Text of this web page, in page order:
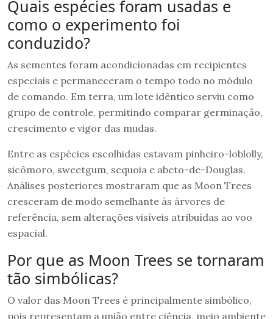
Quais espécies foram usadas e
como o experimento foi
conduzido?
As sementes foram acondicionadas em recipientes
especiais e permaneceram o tempo todo no módulo
de comando. Em terra, um lote idêntico serviu como
grupo de controle, permitindo comparar germinação,
crescimento e vigor das mudas.
Entre as espécies escolhidas estavam pinheiro-loblolly,
sicômoro, sweetgum, sequoia e abeto-de-Douglas.
Análises posteriores mostraram que as Moon Trees
cresceram de modo semelhante às árvores de
referência, sem alterações visíveis atribuídas ao voo
espacial.
Por que as Moon Trees se tornaram
tão simbólicas?
O valor das Moon Trees é principalmente simbólico,
pois representam a união entre ciência, meio ambiente